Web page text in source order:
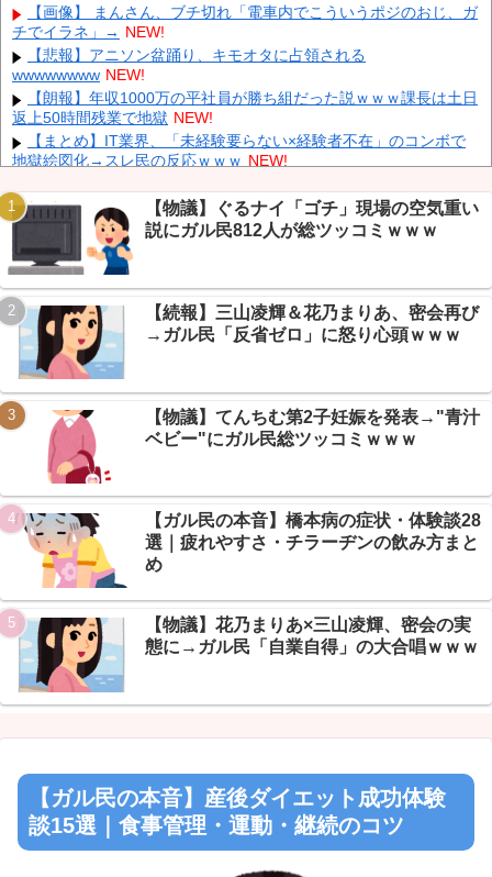
VTuberさん、祖母の「家族だけの一日葬」をした結果ｗｗｗｗｗ
ｗｗ NEW!
世界初の超伝導量子熱機関…燃料もピストンもない量子エンジン
が回った！ NEW!
【速報】 日本赤十字社、韓国に超希少血液Jr(a-)を提供「韓国内
では適合する血液を確保できなかった」※今回で4回目
「あきれてモノが言えない」「国を維持できるの？」外国人の永
住許可要件の厳格化で在日中国人の本音は？
Powered by livedoor 相互RSS
【画像】 まんさん、ブチ切れ「電車内でこういうポジのおじ、ガ
チでイラネ」→ NEW!
【悲報】アニソン盆踊り、キモオタに占領される
wwwwwwww NEW!
【朗報】年収1000万の平社員が勝ち組だった説ｗｗｗ課長は土日
返上50時間残業で地獄 NEW!
【まとめ】IT業界、「未経験要らない×経験者不在」のコンボで
地獄絵図化→スレ民の反応ｗｗｗ NEW!
左翼市民団体、広島では通用せず「人殺しの汚い足で広島の土を
踏むな！」→広島県民「お前らの方が汚いんじゃ！」「ワシらが広
島県民じゃ」 NEW!
会社「君、転勤ね」→ 男性社員「それなら妻のほうが稼ぎいいん
で辞めます」⇒ 結果・・・ NEW!
【衝撃】名護の天然記念物ガジュマルに車激突→+民「キジムナ
ーに祟られる」ｗｗｗ NEW!
【悲報】人気アニメゲー、自己破産前日に「サ終」発表→石の返
金なしに+民絶句ｗｗｗ
Powered by livedoor 相互RSS
【物議】ぐるナイ「ゴチ」現場の空気重い
説にガル民812人が総ツッコミｗｗｗ
【続報】三山凌輝＆花乃まりあ、密会再び
→ガル民「反省ゼロ」に怒り心頭ｗｗｗ
【物議】てんちむ第2子妊娠を発表→"青汁
ベビー"にガル民総ツッコミｗｗｗ
【ガル民の本音】橋本病の症状・体験談28
選｜疲れやすさ・チラーヂンの飲み方まと
め
【物議】花乃まりあ×三山凌輝、密会の実
態に→ガル民「自業自得」の大合唱ｗｗｗ
【ガル民の本音】産後ダイエット成功体験
談15選｜食事管理・運動・継続のコツ